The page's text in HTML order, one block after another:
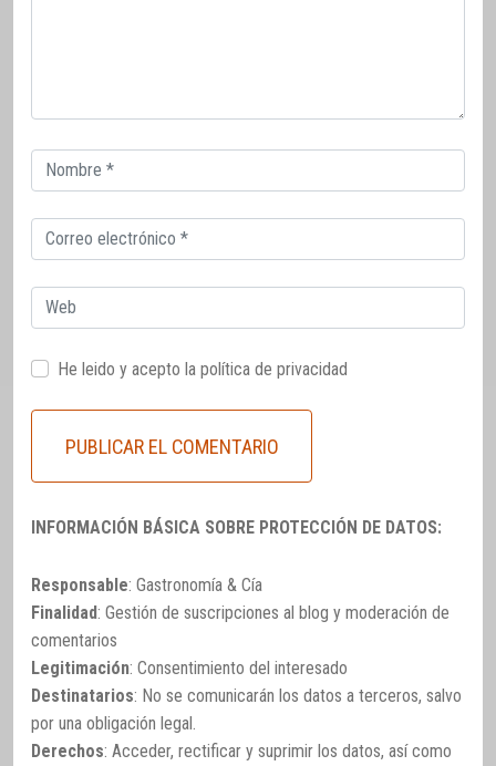
Correo
electrónico
Correo
electrónico
Web
He leido y acepto la política de privacidad
INFORMACIÓN BÁSICA SOBRE PROTECCIÓN DE DATOS:
Responsable: Gastronomía & Cía
Finalidad: Gestión de suscripciones al blog y moderación de
comentarios
Legitimación: Consentimiento del interesado
Destinatarios: No se comunicarán los datos a terceros, salvo
por una obligación legal.
Derechos: Acceder, rectificar y suprimir los datos, así como